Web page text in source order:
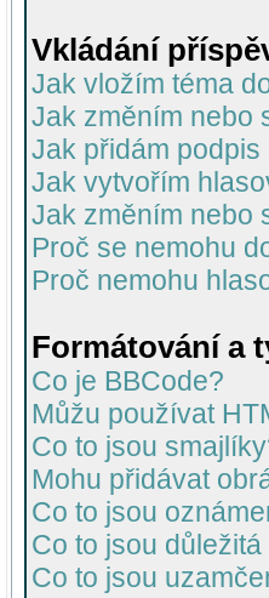
Vkládání
Jak vložím téma
Jak změním nebo
Jak přidám
Jak vytvořím
Jak změním nebo
Proč se nemohu
Proč nemohu
Formátování a
Co je BBCode?
Můžu používat
Co to jsou
Mohu přidávat
Co to jsou
Co to jsou důležitá
Co to jsou